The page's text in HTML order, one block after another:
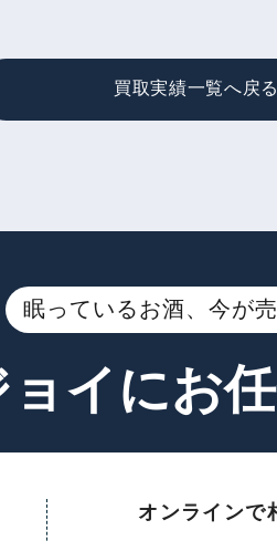
買取実績一覧へ戻る
眠っているお酒、今が売
ョイにお
オンラインで